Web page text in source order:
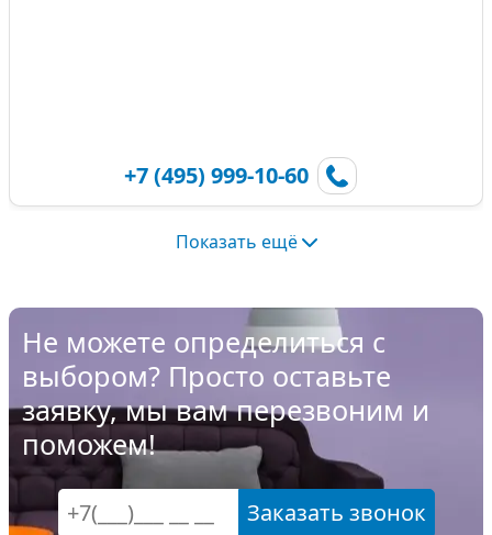
+7 (495) 999-10-60
Показать ещё
Не можете определиться с
выбором? Просто оставьте
заявку, мы вам перезвоним и
поможем!
Заказать звонок